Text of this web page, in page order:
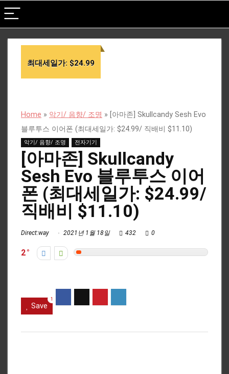
최대세일가: $24.99
Home » 악기/ 음향/ 조명 » [아마존] Skullcandy Sesh Evo
블루투스 이어폰 (최대세일가: $24.99/ 직배비 $11.10)
악기/ 음향/ 조명 전자기기
[아마존] Skullcandy
Sesh Evo 블루투스 이어
폰 (최대세일가: $24.99/
직배비 $11.10)
Direct:way 2021년 1월 18일 432 0
2
Save
1